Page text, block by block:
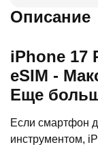
Описание
iPhone 17
eSIM -
Еще
Если смартфон
инструментом,